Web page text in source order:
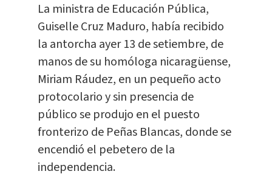
La ministra de Educación Pública,
Guiselle Cruz Maduro, había recibido
la antorcha ayer 13 de setiembre, de
manos de su homóloga nicaragüense,
Miriam Ráudez, en un pequeño acto
protocolario y sin presencia de
público se produjo en el puesto
fronterizo de Peñas Blancas, donde se
encendió el pebetero de la
independencia.